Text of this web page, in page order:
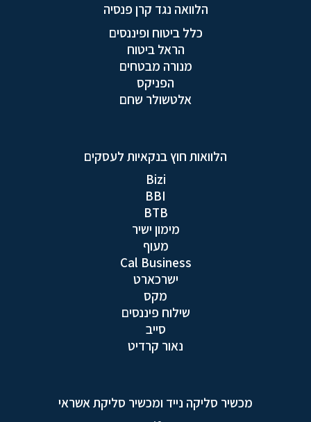
הלוואה נגד קרן פנסיה
כלל ביטוח ופיננסים
הראל ביטוח
מנורה מבטחים
הפניקס
אלטשולר שחם
הלוואות חוץ בנקאיות לעסקים
Bizi
BBI
BTB
מימון ישיר
מעוף
Cal Business
ישרכארט
מקס
שילוח פיננסים
סייב
נאור קרדיט
מכשיר סליקה נייד ומכשיר סליקת אשראי